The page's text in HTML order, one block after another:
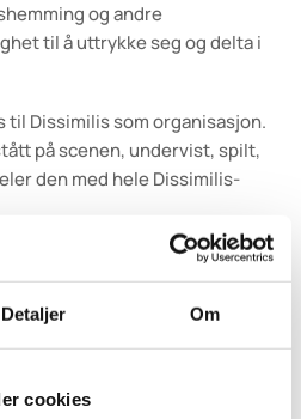
Detaljer Om
cookies
og andre
til å uttrykke seg og delta i
til Dissimilis som organisasjon.
på scenen, undervist, spilt,
den med hele Dissimilis-